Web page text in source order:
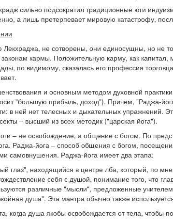
сильно подсократил традиционные юги
а лишь претерпевает мировую катастрофу,
не сотворены, они единосущны, но не
кармы. Положительную карму, как
по видимому, сказалась его профессия
и основным методом духовной
"большую прибыль, доход"). Причем, "Раджа-
в ней нет телесных и дыхательных упражнений.
– высший из всех методик ("царская йога").
– не освобождение, а общение с богом. По
Раджа-йога – способ общения с богом,
самовнушения. Раджа-йога имеет два этапа:
глаз", находящийся в центре лба, который, по
себя с душой, понимание того, что
различные "мысли", предложенные
душа". Эта мантра обычно также
когда душа якобы освобождается от тела, чтобы